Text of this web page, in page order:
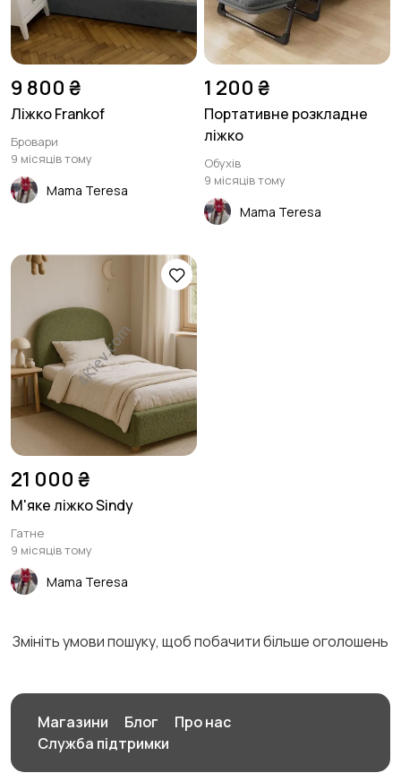
Столи та стільці Текстиль та килими
Шафи та комоди Інше 8
9 800 ₴
Ліжко Frankof
Бровари
9 місяців тому
Mama Teresa
1 200 ₴
Портативне розкладне
ліжко
Обухів
9 місяців тому
Mama Teresa
21 000 ₴
М'яке ліжко Sindy
Гатне
9 місяців тому
Mama Teresa
Змініть умови пошуку, щоб побачити більше оголошень
Магазини Блог
Про нас
Служба підтримки